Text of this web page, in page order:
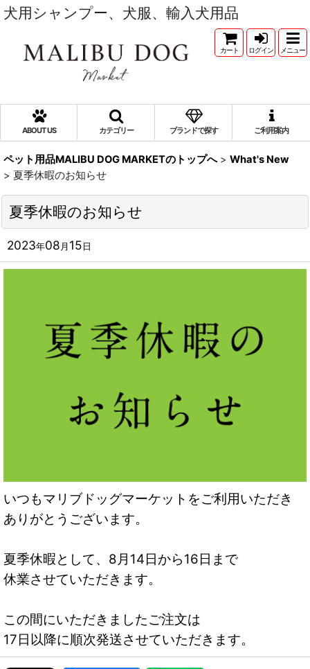
犬用シャンプー、犬服、輸入犬用品
カート ログイン メニュー
ABOUT US カテゴリー ブランドで探す ご利用案内
ペット用品MALIBU DOG MARKETのトップへ > What's New
> 夏季休暇のお知らせ
夏季休暇のお知らせ
2023年08 月15日
いつもマリブドッグマーケットをご利用いただき
ありがとうございます。
夏季休暇として、8月14日から16日まで
休業させていただきます。
この間にいただきましたご注文は
17日以降に順次発送させていただきます。